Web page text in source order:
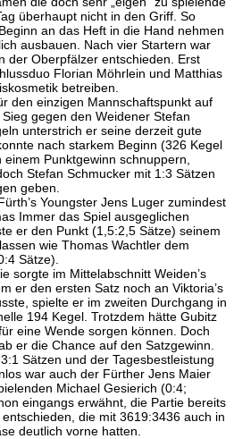
überhaupt nicht in den Griff. So
an das Heft in die Hand nehmen
ausbauen. Nach vier Startern war
der Oberpfälzer entschieden. Erst
Florian Möhrlein und Matthias
betreiben.
den einzigen Mannschaftspunkt auf
gegen den Weidener Stefan
unterstrich er seine derzeit gute
nach starkem Beginn (326 Kegel
Punktgewinn schnuppern,
Stefan Schmucker mit 1:3 Sätzen
geben.
Youngster Jens Luger zumindest
Immer das Spiel ausgeglichen
er den Punkt (1,5:2,5 Sätze) seinem
wie Thomas Wachtler dem
Sätze).
sorgte im Mittelabschnitt Weiden’s
er den ersten Satz noch an Viktoria’s
spielte er im zweiten Durchgang in
194 Kegel. Trotzdem hätte Gubitz
eine Wende sorgen können. Doch
er die Chance auf den Satzgewinn.
Sätzen und der Tagesbestleistung
war auch der Fürther Jens Maier
Michael Gesierich (0:4;
eingangs erwähnt, die Partie bereits
die mit 3619:3436 auch in
deutlich vorne hatten.